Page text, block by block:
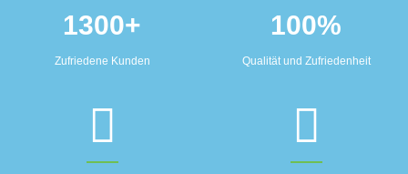
1300+
Zufriedene Kunden
100%
Qualität und Zufriedenheit